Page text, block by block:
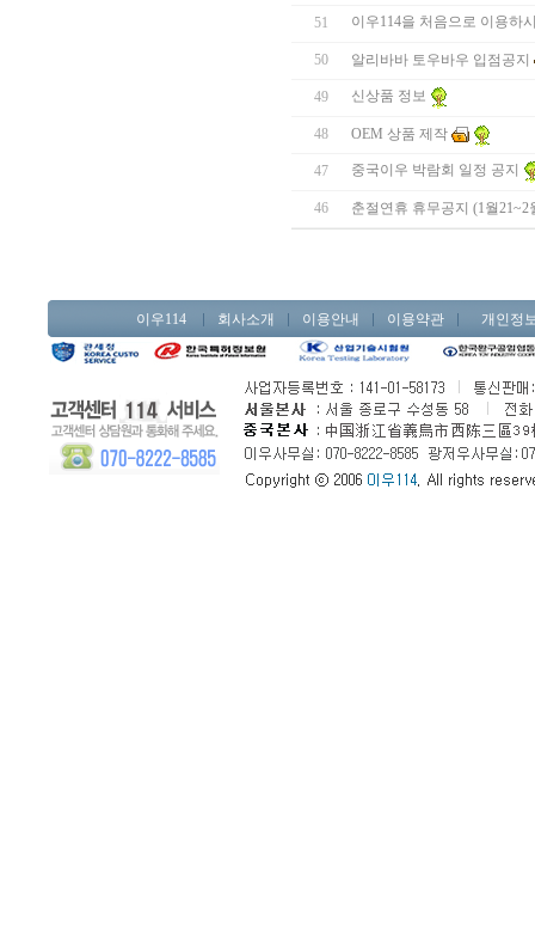
51 이우114을 처음으로 이용하
50 알리바바 토우바우 입점공지
49 신상품 정보
48 OEM 상품 제작
47 중국이우 박람회 일정 공지
46 춘절연휴 휴무공지 (1월
이우114 회사소개 이용안내 이용약관 개인정